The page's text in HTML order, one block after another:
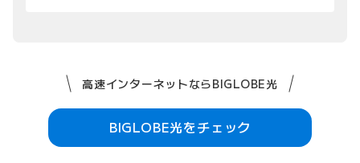
高速インターネットならBIGLOBE光
BIGLOBE光をチェック